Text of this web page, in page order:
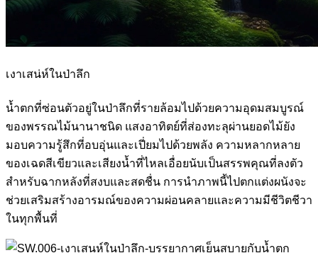
เงาเสน่ห์ในป่าลึก
น้ำตกที่ซ่อนตัวอยู่ในป่าลึกที่รายล้อมไปด้วยความอุดมสมบูรณ์
ของพรรณไม้นานาชนิด แสงอาทิตย์ที่ส่องทะลุผ่านยอดไม้ยัง
มอบความรู้สึกที่อบอุ่นและเปี่ยมไปด้วยพลัง ความหลากหลาย
ของเฉดสีเขียวและเสียงน้ำที่ไหลเอื่อยนับเป็นสรรพคุณที่ลงตัว
สำหรับฉากหลังที่สงบและสดชื่น การนำภาพนี้ไปตกแต่งผนังจะ
ช่วยเสริมสร้างอารมณ์ของความผ่อนคลายและความมีชีวิตชีวา
ในทุกพื้นที่